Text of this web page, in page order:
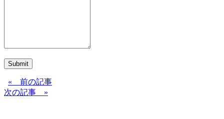
Submit
« 前の記事
次の記事 »